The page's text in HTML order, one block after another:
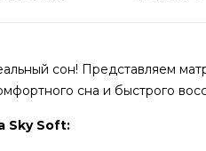
сон! Представляем
сна и быстрого
Sky Soft: